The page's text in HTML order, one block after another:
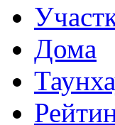
Дома